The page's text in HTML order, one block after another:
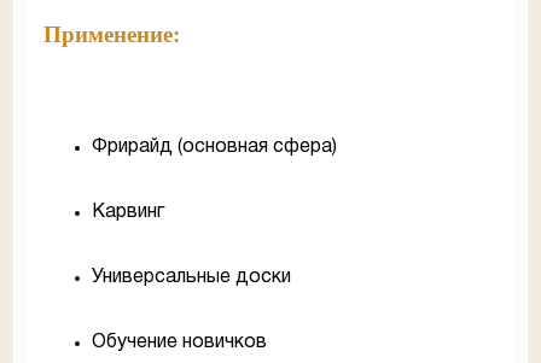
Применение:
Фрирайд (основная сфера)
Карвинг
Универсальные доски
Обучение новичков